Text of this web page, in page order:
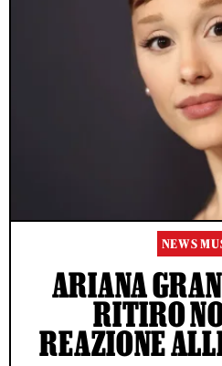
NEWS
ARIANA
RITIRO
REAZIONE